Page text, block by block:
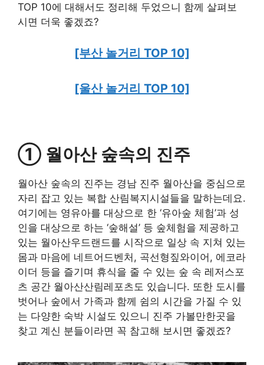
TOP 10에 대해서도 정리해 두었으니 함께 살펴보
시면 더욱 좋겠죠?
[부산 놀거리 TOP 10]
[울산 놀거리 TOP 10]
① 월아산 숲속의 진주
월아산 숲속의 진주는 경남 진주 월아산을 중심으로
자리 잡고 있는 복합 산림복지시설들을 말하는데요.
여기에는 영유아를 대상으로 한 ‘유아숲 체험’과 성
인을 대상으로 하는 ‘숲해설’ 등 숲체험을 제공하고
있는 월아산우드랜드를 시작으로 일상 속 지쳐 있는
몸과 마음에 네트어드벤처, 곡선형짚와이어, 에코라
이더 등을 즐기며 휴식을 줄 수 있는 숲 속 레저스포
츠 공간 월아산산림레포츠도 있습니다. 또한 도시를
벗어나 숲에서 가족과 함께 쉼의 시간을 가질 수 있
는 다양한 숙박 시설도 있으니 진주 가볼만한곳을
찾고 계신 분들이라면 꼭 참고해 보시면 좋겠죠?